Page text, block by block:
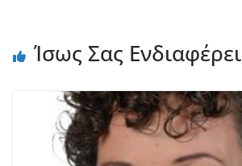
Ίσως Σας Ενδιαφέρει